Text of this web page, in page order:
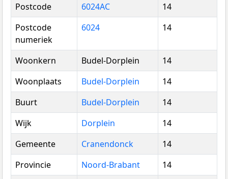
Postcode
6024AC
14
Postcode
numeriek
6024 14
Woonkern Budel-Dorplein
14
Woonplaats
Budel-Dorplein
14
Buurt
Budel-Dorplein
14
Wijk
Dorplein
14
Gemeente
Cranendonck
14
Provincie
Noord-Brabant
14